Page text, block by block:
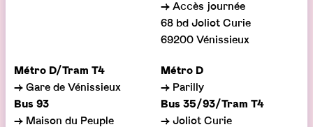
Métro D/Tram T4
→ Gare de Vénissieux
Bus 93
→ Maison du Peuple
→ Accès journée
68 bd Joliot Curie
69200 Vénissieux
Métro D
→ Parilly
Bus 35/93/Tram T4
→ Joliot Curie